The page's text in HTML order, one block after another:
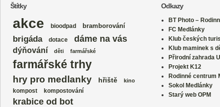
Štítky
akce bioodpad bramborování
brigáda dotace dáme na vás
dýňování děti farmářské
farmářské trhy
hry pro medlanky hřiště kino
kompost kompostování
krabice od bot
Odkazy
BT Photo –
FC Medlánky
Klub českých
Klub maminek s
Přirodní zahrada
Projekt K12
Rodinné centrum
Sokol Medlánky
Starý web OPM